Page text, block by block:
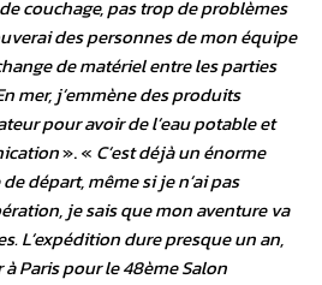
couchage, pas trop de problèmes
des personnes de mon équipe
de matériel entre les parties
mer, j’emmène des produits
pour avoir de l’eau potable et
». « C’est déjà un énorme
départ, même si je n’ai pas
je sais que mon aventure va
L’expédition dure presque un an,
Paris pour le 48ème Salon